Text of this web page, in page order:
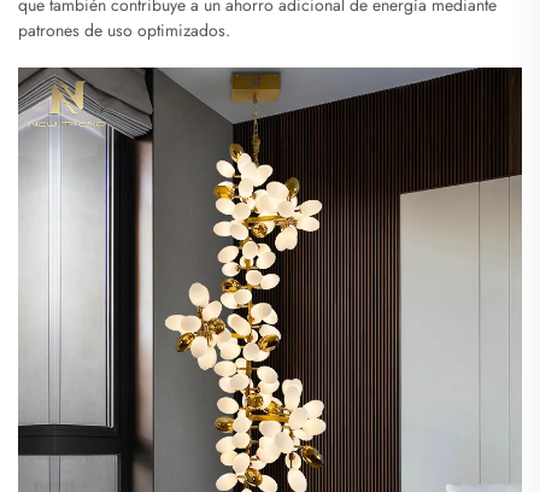
patrones de uso optimizados.